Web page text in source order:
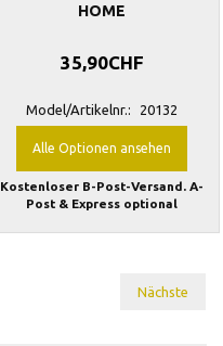
HOME
35,90CHF
Model/Artikelnr.: 20132
Alle Optionen ansehen
Kostenloser B-Post-Versand. A-
Post & Express optional
Nächste